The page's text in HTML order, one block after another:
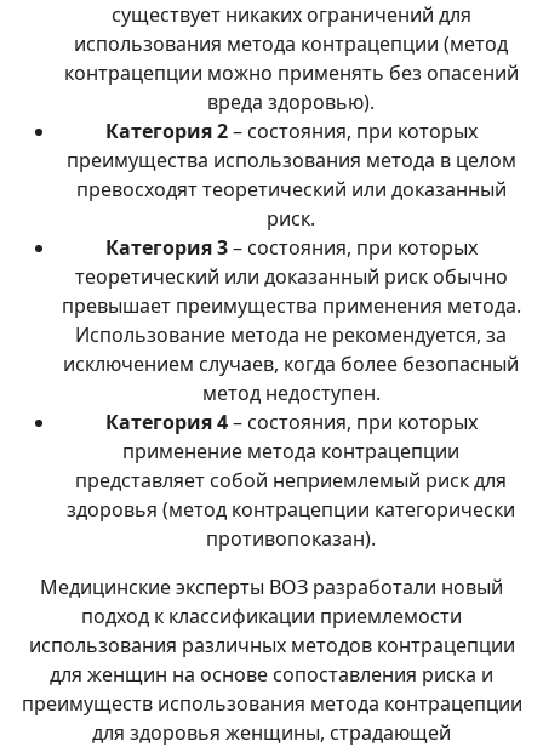
существует никаких ограничений для
использования метода контрацепции (метод
контрацепции можно применять без опасений
вреда здоровью).
Категория 2– состояния, при которых
преимущества использования метода в целом
превосходят теоретический или доказанный
риск.
Категория 3– состояния, при которых
теоретический или доказанный риск обычно
превышает преимущества применения метода.
Использование метода не рекомендуется, за
исключением случаев, когда более безопасный
метод недоступен.
Категория 4– состояния, при которых
применение метода контрацепции
представляет собой неприемлемый риск для
здоровья (метод контрацепции категорически
противопоказан).
Медицинские эксперты ВОЗ разработали новый
подход к классификации приемлемости
использования различных методов контрацепции
для женщин на основе сопоставления риска и
преимуществ использования метода контрацепции
для здоровья женщины, страдающей